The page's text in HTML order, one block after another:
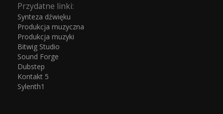
Przydatne linki:
Synteza dźwięku
Produkcja muzyczna
Produkcja muzyki
Bitwig Studio
Sound Forge
Dubstep
Kontakt 5
Sylenth1